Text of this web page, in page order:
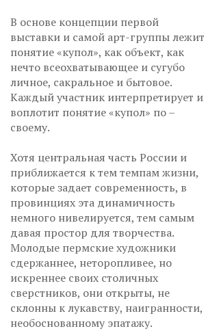
В основе концепции первой
выставки и самой арт-группы лежит
понятие «купол», как объект, как
нечто всеохватывающее и сугубо
личное, сакральное и бытовое.
Каждый участник интерпретирует и
воплотит понятие «купол» по –
своему.
Хотя центральная часть России и
приближается к тем темпам жизни,
которые задает современность, в
провинциях эта динамичность
немного нивелируется, тем самым
давая простор для творчества.
Молодые пермские художники
сдержаннее, неторопливее, но
искреннее своих столичных
сверстников, они открыты, не
склонны к лукавству, наигранности,
необоснованному эпатажу.